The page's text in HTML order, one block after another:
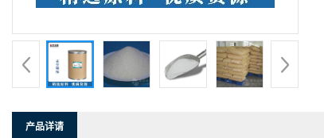
产品详请